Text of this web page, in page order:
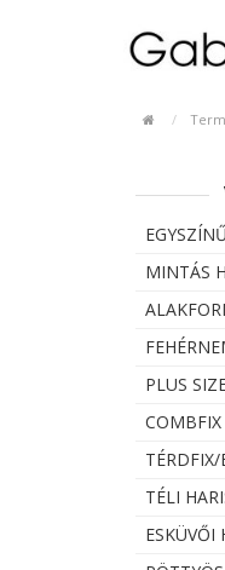
MINTÁS
PLUS
COMBFIX
TÉLI
ESKÜVŐI